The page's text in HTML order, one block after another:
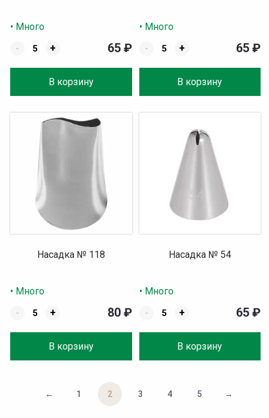
• Много
-
+
В корзину
65 ₽
• Много
-
+
В корзину
65 ₽
Насадка № 118
• Много
-
+
В корзину
80 ₽
Насадка № 54
• Много
-
+
В корзину
65 ₽
← 1 2 3 4 5 →